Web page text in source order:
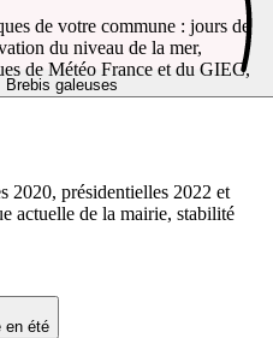
Brebis galeuses
en été
de votre commune : jours de
du niveau de la mer,
de Météo France et du GIEC,
2020, présidentielles 2022 et
actuelle de la mairie, stabilité